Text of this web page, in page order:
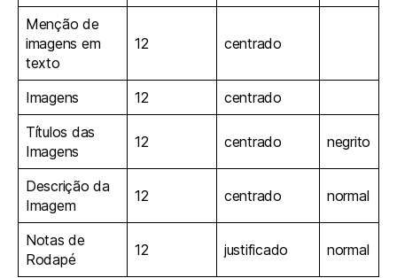
Menção de
imagens em
texto
12 centrado
Imagens 12
centrado
Títulos das
Imagens
12 centrado negrito
Descrição da
Imagem
12 centrado normal
Notas de
Rodapé
12 justificado normal